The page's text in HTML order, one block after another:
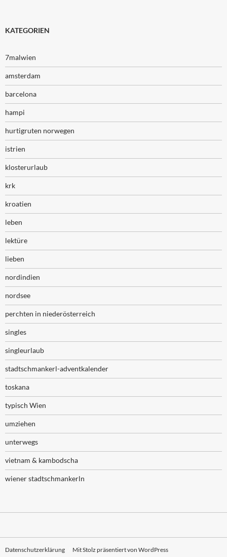
KATEGORIEN
7malwien
amsterdam
barcelona
hampi
hurtigruten norwegen
istrien
klosterurlaub
krk
kroatien
leben
lektüre
lieben
nordindien
nordsee
perchten in niederösterreich
singles
singleurlaub
stadtschmankerl-adventkalender
toskana
typisch Wien
umziehen
unterwegs
vietnam & kambodscha
wiener stadtschmankerln
Datenschutzerklärung Mit Stolz präsentiert von WordPress